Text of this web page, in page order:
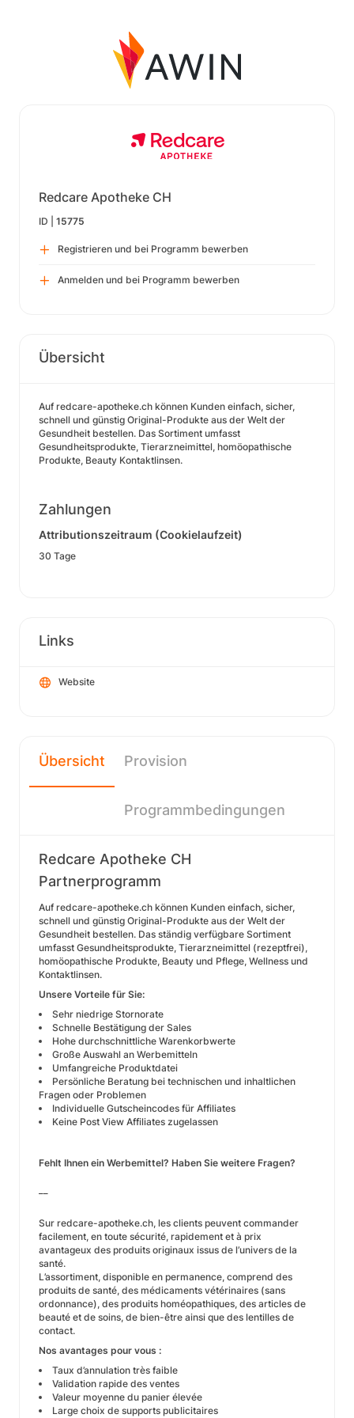
Redcare Apotheke CH
ID | 15775
Registrieren und bei Programm bewerben
Anmelden und bei Programm bewerben
Übersicht
Auf redcare-apotheke.ch können Kunden einfach, sicher,
schnell und günstig Original-Produkte aus der Welt der
Gesundheit bestellen. Das Sortiment umfasst
Gesundheitsprodukte, Tierarzneimittel, homöopathische
Produkte, Beauty Kontaktlinsen.
Zahlungen
Attributionszeitraum (Cookielaufzeit)
30 Tage
Links
Website
Übersicht Provision
Programmbedingungen
Redcare Apotheke CH
Partnerprogramm
Auf redcare-apotheke.ch können Kunden einfach, sicher,
schnell und günstig Original-Produkte aus der Welt der
Gesundheit bestellen. Das ständig verfügbare Sortiment
umfasst Gesundheitsprodukte, Tierarzneimittel (rezeptfrei),
homöopathische Produkte, Beauty und Pflege, Wellness und
Kontaktlinsen.
Unsere Vorteile für Sie:
Sehr niedrige Stornorate
Schnelle Bestätigung der Sales
Hohe durchschnittliche Warenkorbwerte
Große Auswahl an Werbemitteln
Umfangreiche Produktdatei
Persönliche Beratung bei technischen und inhaltlichen
Fragen oder Problemen
Individuelle Gutscheincodes für Affiliates
Keine Post View Affiliates zugelassen
Fehlt Ihnen ein Werbemittel? Haben Sie weitere Fragen?
Sur redcare-apotheke.ch, les clients peuvent commander
facilement, en toute sécurité, rapidement et à prix
avantageux des produits originaux issus de l’univers de la
santé.
L’assortiment, disponible en permanence, comprend des
produits de santé, des médicaments vétérinaires (sans
ordonnance), des produits homéopathiques, des articles de
beauté et de soins, de bien-être ainsi que des lentilles de
contact.
Nos avantages pour vous :
Taux d’annulation très faible
Validation rapide des ventes
Valeur moyenne du panier élevée
Large choix de supports publicitaires